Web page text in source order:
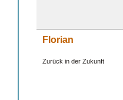
Florian
Zurück in der Zukunft